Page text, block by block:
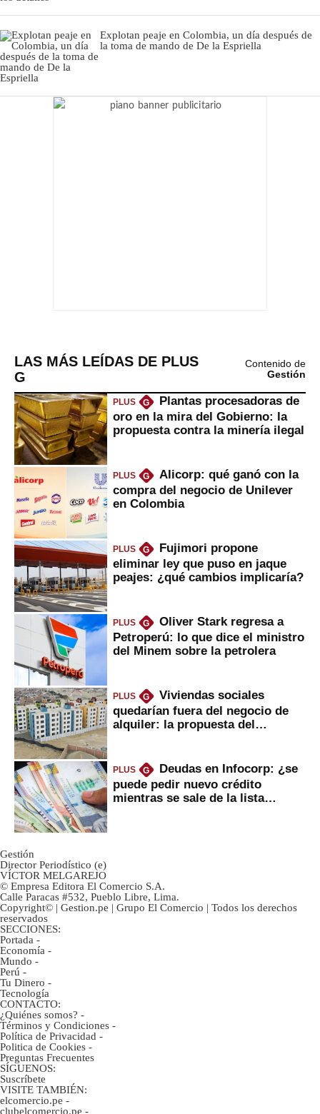
Explotan peaje en Colombia, un día después de
la toma de mando de De la Espriella
LAS MÁS LEÍDAS DE PLUS
G
Contenido de
Gestión
PLUS G
Plantas procesadoras de
oro en la mira del Gobierno: la
propuesta contra la minería ilegal
PLUS G
Alicorp: qué ganó con la
compra del negocio de Unilever
en Colombia
PLUS G
Fujimori propone
eliminar ley que puso en jaque
peajes: ¿qué cambios implicaría?
PLUS G
Oliver Stark regresa a
Petroperú: lo que dice el ministro
del Minem sobre la petrolera
PLUS G
Viviendas sociales
quedarían fuera del negocio de
alquiler: la propuesta del
PLUS G
Deudas en Infocorp: ¿se
puede pedir nuevo crédito
mientras se sale de la lista
Gestión
Director Periodístico (e)
VÍCTOR MELGAREJO
© Empresa Editora El Comercio S.A.
Calle Paracas #532, Pueblo Libre, Lima.
Copyright© | Gestion.pe | Grupo El Comercio | Todos los derechos
reservados
SECCIONES:
Portada -
Economía -
Mundo -
Perú -
Tu Dinero -
Tecnología
CONTACTO:
¿Quiénes somos? -
Términos y Condiciones -
Política de Privacidad -
Politica de Cookies -
Preguntas Frecuentes
SÍGUENOS:
Suscríbete
VISITE TAMBIÉN:
elcomercio.pe -
clubelcomercio.pe -